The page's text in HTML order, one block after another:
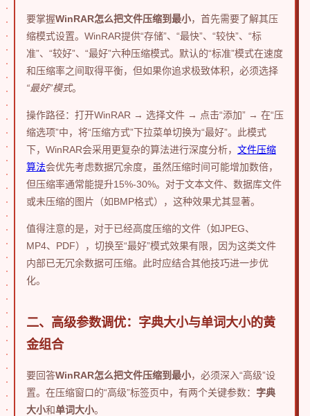
要掌握WinRAR怎么把文件压缩到最小，首先需要了解其压
缩模式设置。WinRAR提供“存储”、“最快”、“较快”、“标
准”、“较好”、“最好”六种压缩模式。默认的“标准”模式在速度
和压缩率之间取得平衡，但如果你追求极致体积，必须选择
“最好”模式。
操作路径：打开WinRAR → 选择文件 → 点击“添加” → 在“压
缩选项”中，将“压缩方式”下拉菜单切换为“最好”。此模式
下，WinRAR会采用更复杂的算法进行深度分析， 文件压缩
算法会优先考虑数据冗余度，虽然压缩时间可能增加数倍，
但压缩率通常能提升15%-30%。对于文本文件、数据库文件
或未压缩的图片（如BMP格式），这种效果尤其显著。
值得注意的是，对于已经高度压缩的文件（如JPEG、
MP4、PDF），切换至“最好”模式效果有限，因为这类文件
内部已无冗余数据可压缩。此时应结合其他技巧进一步优
化。
二、高级参数调优：字典大小与单词大小的黄
金组合
要回答WinRAR怎么把文件压缩到最小，必须深入“高级”设
置。在压缩窗口的“高级”标签页中，有两个关键参数： 字典
大小和单词大小。